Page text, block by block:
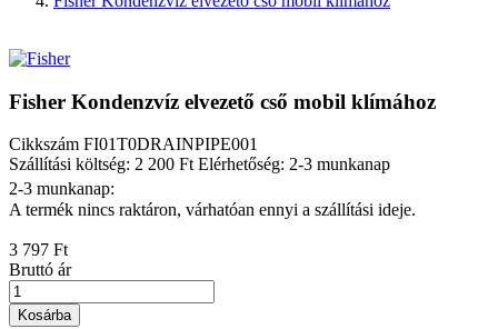
Fisher Kondenzvíz elvezető cső mobil klímához
Cikkszám FI01T0DRAINPIPE001
Szállítási költség: 2 200 FtElérhetőség: 2-3 munkanap
2-3 munkanap:
A termék nincs raktáron, várhatóan ennyi a szállítási ideje.
3 797 Ft
Bruttó ár
Kosárba